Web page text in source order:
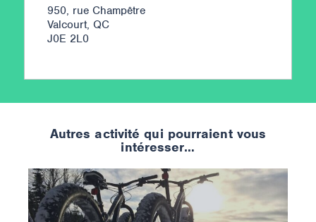
950, rue Champêtre
Valcourt, QC
J0E 2L0
Autres activité qui pourraient vous
intéresser…